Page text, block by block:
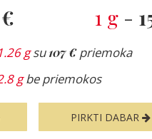
1 g -
1.26 gsu107 €priemoka
gbe priemokos
PIRKTI DABAR